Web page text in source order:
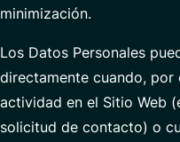
minimización.
Los Datos Personales
directamente cuando, por
actividad en el Sitio Web
solicitud de contacto) o